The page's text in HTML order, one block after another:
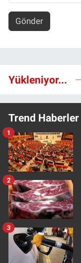
Gönder
Yükleniyor...
Trend Haberler
1
2
3